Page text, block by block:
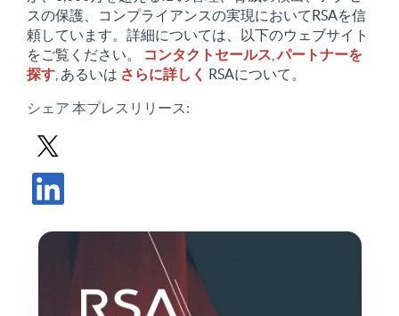
スの保護、コンプライアンスの実現においてRSAを信
頼しています。詳細については、以下のウェブサイト
をご覧ください。
コンタクトセールス ,パートナーを
探す , あるいは さらに詳しく RSAについて。
シェア 本プレスリリース :
Xでプレスリリースを共有する